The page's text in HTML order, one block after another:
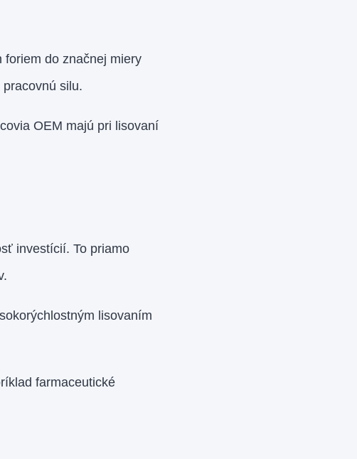
do značnej miery
silu.
OEM majú pri lisovaní
investícií. To priamo
lisovaním
farmaceutické